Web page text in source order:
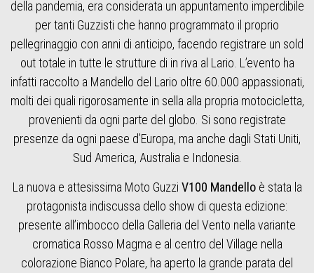
della pandemia, era considerata un appuntamento imperdibile
per tanti Guzzisti che hanno programmato il proprio
pellegrinaggio con anni di anticipo, facendo registrare un sold
out totale in tutte le strutture di in riva al Lario. L’evento ha
infatti raccolto a Mandello del Lario oltre 60.000 appassionati,
molti dei quali rigorosamente in sella alla propria motocicletta,
provenienti da ogni parte del globo. Si sono registrate
presenze da ogni paese d’Europa, ma anche dagli Stati Uniti,
Sud America, Australia e Indonesia.
La nuova e attesissima Moto Guzzi V100 Mandelloè stata la
protagonista indiscussa dello show di questa edizione:
presente all’imbocco della Galleria del Vento nella variante
cromatica Rosso Magma e al centro del Village nella
colorazione Bianco Polare, ha aperto la grande parata del